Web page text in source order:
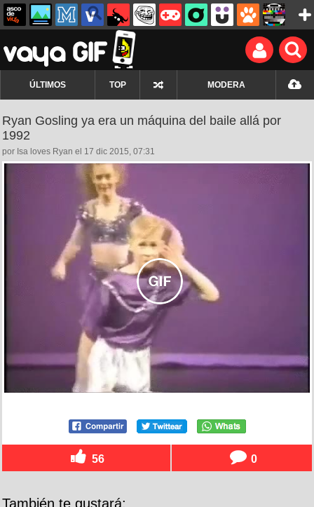
ÚLTIMOS TOP MODERA
Ryan Gosling ya era un máquina del baile allá por
1992
por Isa loves Ryan el 17 dic 2015, 07:31
56 0
También te gustará: